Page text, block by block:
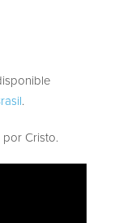
.
Cristo.